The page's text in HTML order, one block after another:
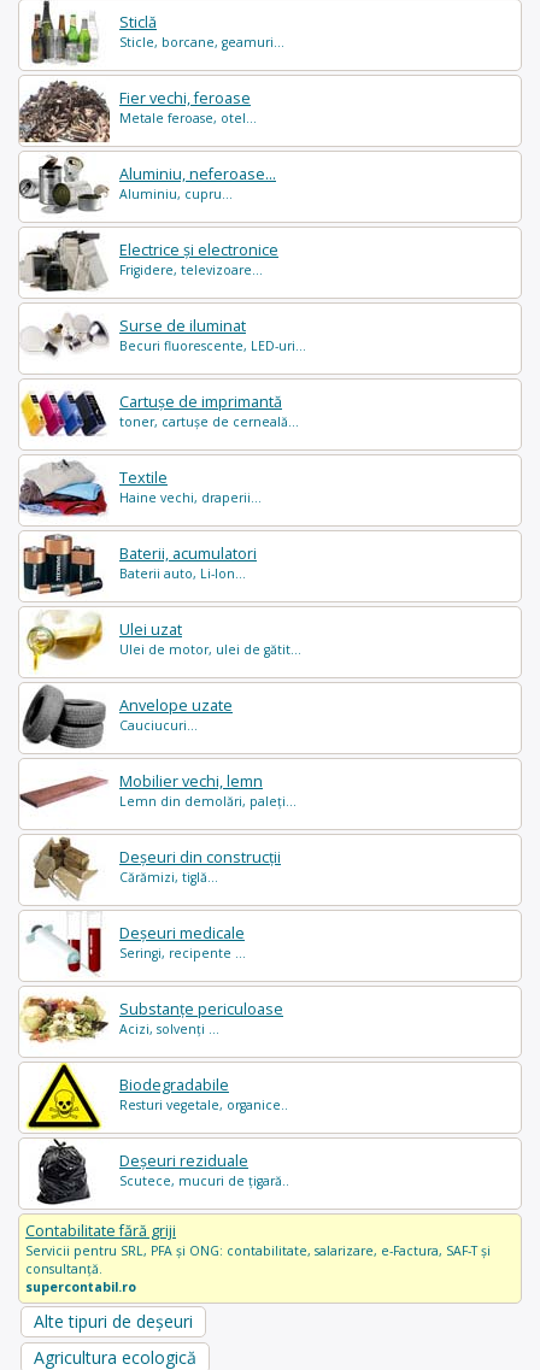
Sticlă
Sticle, borcane, geamuri...
Fier vechi, feroase
Metale feroase, otel...
Aluminiu, neferoase...
Aluminiu, cupru...
Electrice și electronice
Frigidere, televizoare...
Surse de iluminat
Becuri fluorescente, LED-uri...
Cartușe de imprimantă
toner, cartușe de cerneală...
Textile
Haine vechi, draperii...
Baterii, acumulatori
Baterii auto, Li-Ion...
Ulei uzat
Ulei de motor, ulei de gătit...
Anvelope uzate
Cauciucuri...
Mobilier vechi, lemn
Lemn din demolări, paleți...
Deșeuri din construcții
Cărămizi, tiglă...
Deșeuri medicale
Seringi, recipente ...
Substanțe periculoase
Acizi, solvenți ...
Biodegradabile
Resturi vegetale, organice..
Deșeuri reziduale
Scutece, mucuri de țigară..
Contabilitate fără griji
Servicii pentru SRL, PFA și ONG: contabilitate, salarizare, e-Factura, SAF-T și
consultanță.
supercontabil.ro
Alte tipuri de deșeuri
Agricultura ecologică